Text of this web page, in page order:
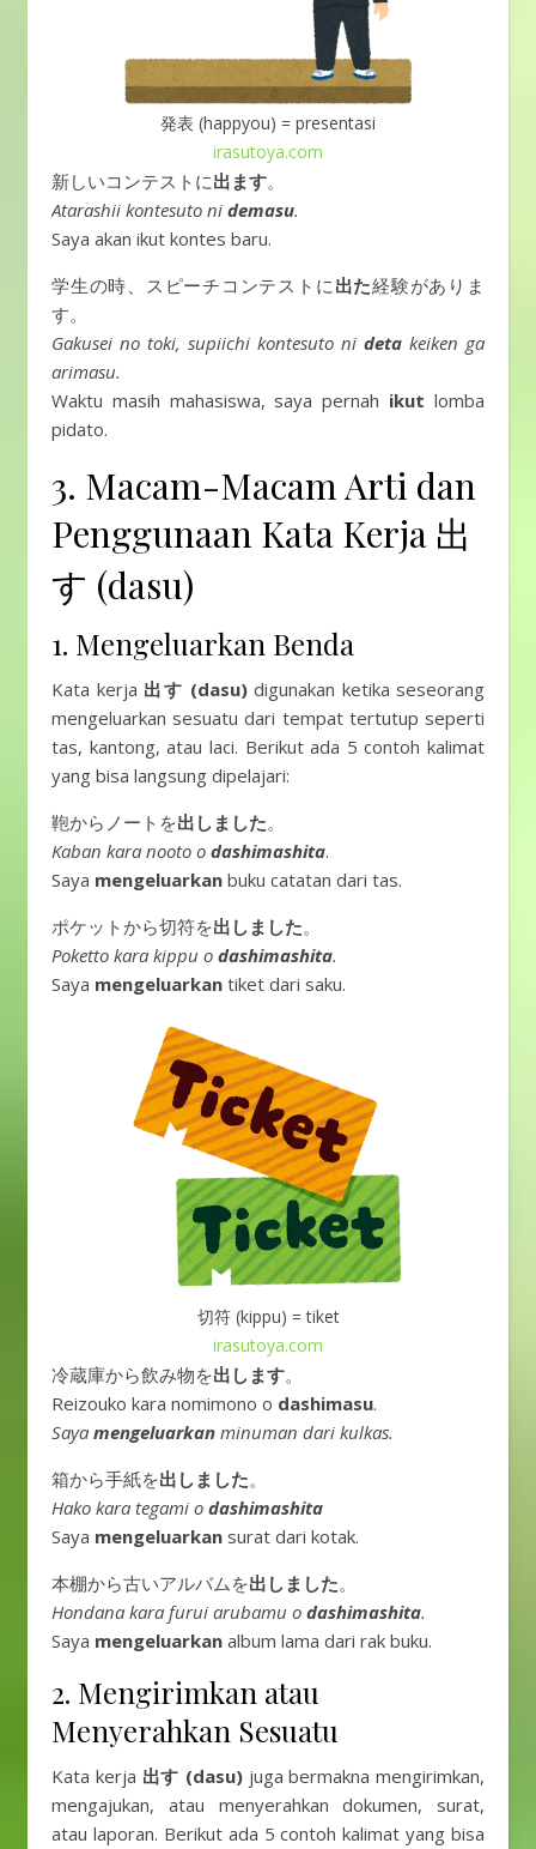
発表 (happyou) = presentasi
irasutoya.com
新しいコンテストに出ます。
Atarashii kontesuto ni demasu.
Saya akan ikut kontes baru.
学生の時、スピーチコンテストに出た経験がありま
す。
Gakusei no toki, supiichi kontesuto ni deta keiken ga
arimasu.
Waktu masih mahasiswa, saya pernah ikutlomba
pidato.
3. Macam-Macam Arti dan
Penggunaan Kata Kerja 出
す (dasu)
1. Mengeluarkan Benda
Kata kerja 出す (dasu)digunakan ketika seseorang
mengeluarkan sesuatu dari tempat tertutup seperti
tas, kantong, atau laci. Berikut ada 5 contoh kalimat
yang bisa langsung dipelajari:
鞄からノートを出しました。
Kaban kara nooto o dashimashita.
Saya mengeluarkan buku catatan dari tas.
ポケットから切符を出しました。
Poketto kara kippu o dashimashita.
Saya mengeluarkan tiket dari saku.
切符 (kippu) = tiket
irasutoya.com
冷蔵庫から飲み物を出します。
Reizouko kara nomimono o dashimasu.
Saya mengeluarkan minuman dari kulkas.
箱から手紙を出しました。
Hako kara tegami o dashimashita
Saya mengeluarkan surat dari kotak.
本棚から古いアルバムを出しました。
Hondana kara furui arubamu o dashimashita.
Saya mengeluarkan album lama dari rak buku.
2. Mengirimkan atau
Menyerahkan Sesuatu
Kata kerja 出す (dasu)juga bermakna mengirimkan,
mengajukan, atau menyerahkan dokumen, surat,
atau laporan. Berikut ada 5 contoh kalimat yang bisa